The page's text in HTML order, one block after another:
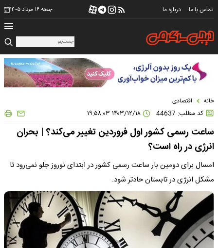
تماس با ما درباره ما جمعه ۱۶ مرداد ۱۴۰۵
خانه اقتصادی
کد مطلب: 44637
ساعت رسمی کشور اول فروردین تغییر می‌کند؟ | بحران
انرژی در راه است؟
امسال برای دومین بار ساعت رسمی کشور در ابتدای نوروز جلو نمی‌رود تا
مشکل انرژی در تابستان حادتر شود.